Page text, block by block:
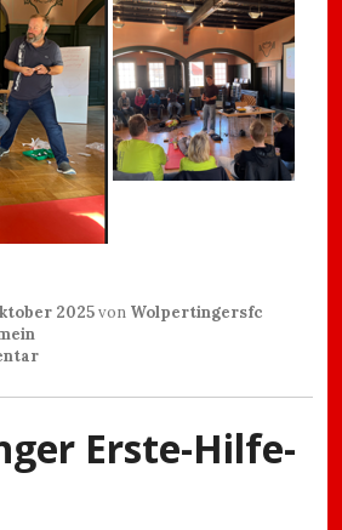
2025von Wolpertingersfc
Erste-Hilfe-